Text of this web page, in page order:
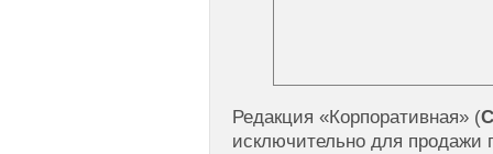
Редакция «Корпоративная» (
исключительно для продажи